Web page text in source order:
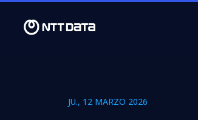
JU., 12 MARZO 2026